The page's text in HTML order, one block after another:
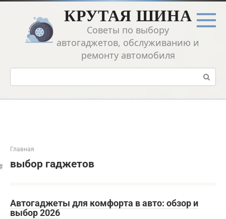
Перейти
контенту
КРУТАЯ ШИНА
Советы по выбору
автогаджетов, обслуживанию и
ремонту автомобиля
Поиск:
Главная
выбор гаджетов
Автогаджеты для комфорта в авто: обзор и
выбор 2026